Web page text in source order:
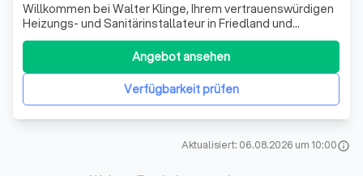
Willkommen bei Walter Klinge, Ihrem vertrauenswürdigen
Heizungs- und Sanitärinstallateur in Friedland und
Umgebung. Wir sind Ihr kompetenter Partner für alle
Fragen rund um Heizung, Bad und Sanitär, ob im Neubau,
Altbau, Umbau, Anbau oder bei der Sanierung und
Modernisierung. Mit unserer jahrelangen
Verfügbarkeit prüfen
Angebot ansehen
Aktualisiert: 06.08.2026 um 10:00info